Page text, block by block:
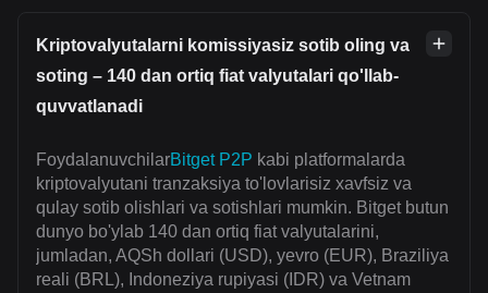
Kriptovalyutalarni komissiyasiz sotib oling va
soting – 140 dan ortiq fiat valyutalari qo'llab-
quvvatlanadi
FoydalanuvchilarBitget P2P kabi platformalarda
kriptovalyutani tranzaksiya to'lovlarisiz xavfsiz va
qulay sotib olishlari va sotishlari mumkin. Bitget butun
dunyo bo'ylab 140 dan ortiq fiat valyutalarini,
jumladan, AQSh dollari (USD), yevro (EUR), Braziliya
reali (BRL), Indoneziya rupiyasi (IDR) va Vetnam